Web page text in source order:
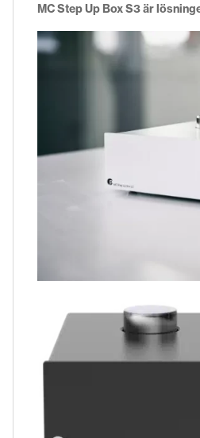
MC Step Up Box S3 är